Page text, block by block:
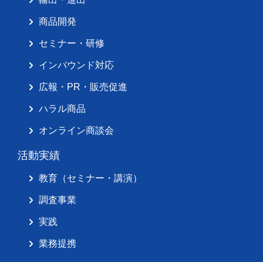
商品開発
セミナー・研修
インバウンド対応
広報・PR・販売促進
ハラル商品
オンライン商談会
活動実績
教育（セミナー・講演）
調査事業
実践
業務提携